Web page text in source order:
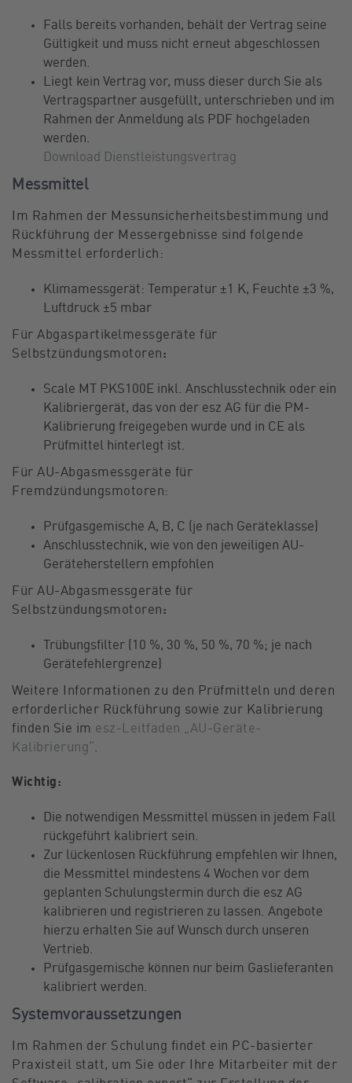
Falls bereits vorhanden, behält der Vertrag seine
Gültigkeit und muss nicht erneut abgeschlossen
werden.
Liegt kein Vertrag vor, muss dieser durch Sie als
Vertragspartner ausgefüllt, unterschrieben und im
Rahmen der Anmeldung als PDF hochgeladen
werden.
Download Dienstleistungsvertrag
Messmittel
Im Rahmen der Messunsicherheitsbestimmung und
Rückführung der Messergebnisse sind folgende
Messmittel erforderlich:
Klimamessgerät: Temperatur ±1 K, Feuchte ±3 %,
Luftdruck ±5 mbar
Für Abgaspartikelmessgeräte für
Selbstzündungsmotoren:
Scale MT PKS100E inkl. Anschlusstechnik oder ein
Kalibriergerät, das von der esz AG für die PM-
Kalibrierung freigegeben wurde und in CE als
Prüfmittel hinterlegt ist.
Für AU-Abgasmessgeräte für
Fremdzündungsmotoren:
Prüfgasgemische A, B, C (je nach Geräteklasse)
Anschlusstechnik, wie von den jeweiligen AU-
Geräteherstellern empfohlen
Für AU-Abgasmessgeräte für
Selbstzündungsmotoren:
Trübungsfilter (10 %, 30 %, 50 %, 70 %; je nach
Gerätefehlergrenze)
Weitere Informationen zu den Prüfmitteln und deren
erforderlicher Rückführung sowie zur Kalibrierung
finden Sie im esz-Leitfaden „AU-Geräte-
Kalibrierung“.
Wichtig:
Die notwendigen Messmittel müssen in jedem Fall
rückgeführt kalibriert sein.
Zur lückenlosen Rückführung empfehlen wir Ihnen,
die Messmittel mindestens 4 Wochen vor dem
geplanten Schulungstermin durch die esz AG
kalibrieren und registrieren zu lassen. Angebote
hierzu erhalten Sie auf Wunsch durch unseren
Vertrieb.
Prüfgasgemische können nur beim Gaslieferanten
kalibriert werden.
Systemvoraussetzungen
Im Rahmen der Schulung findet ein PC-basierter
Praxisteil statt, um Sie oder Ihre Mitarbeiter mit der